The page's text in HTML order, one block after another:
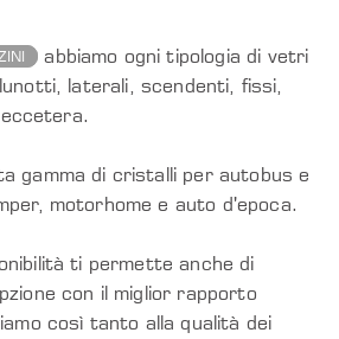
abbiamo ogni tipologia di vetri
laterali, scendenti, fissi,
gamma di cristalli per autobus e
motorhome e auto d'epoca.
ti permette anche di
con il miglior rapporto
così tanto alla qualità dei